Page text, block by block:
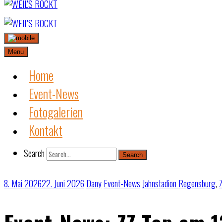
Skip
to
content
Menu
Home
Event-News
Fotogalerien
Kontakt
Search Search
8. Mai 202622. Juni 2026 DanyEvent-News Jahnstadion Regensburg,